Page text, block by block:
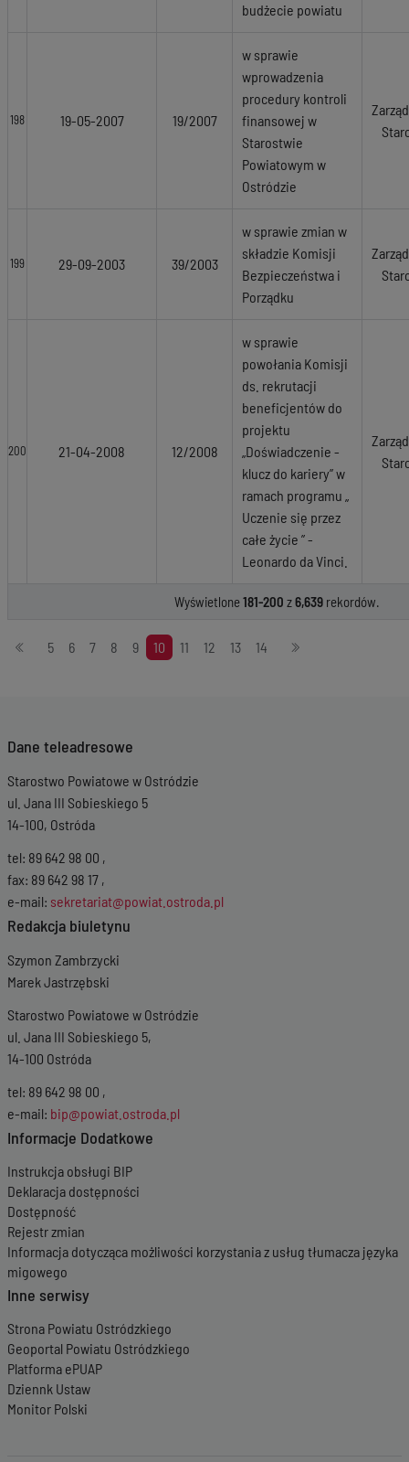
budżecie powiatu
198 19-05-2007 19/2007
w sprawie
wprowadzenia
procedury kontroli
finansowej w
Starostwie
Powiatowym w
Ostródzie
199 29-09-2003 39/2003
w sprawie zmian w
składzie Komisji
Bezpieczeństwa i
Porządku
200 21-04-2008 12/2008
w sprawie
powołania Komisji
ds. rekrutacji
beneficjentów do
projektu
„Doświadczenie -
klucz do kariery” w
ramach programu „
Uczenie się przez
całe życie ” -
Leonardo da Vinci.
Wyświetlone181-200 z6,639rekordów.
Stronicowanie
5 6 7 8 9 10 11 12 13 14
Dane teleadresowe
Starostwo Powiatowe w Ostródzie
ul. Jana III Sobieskiego 5
14-100, Ostróda
tel: 89 642 98 00 ,
fax: 89 642 98 17 ,
e-mail: sekretariat@powiat.ostroda.pl
Redakcja biuletynu
Szymon Zambrzycki
Marek Jastrzębski
Starostwo Powiatowe w Ostródzie
ul. Jana III Sobieskiego 5,
14-100 Ostróda
tel: 89 642 98 00 ,
e-mail: bip@powiat.ostroda.pl
Informacje Dodatkowe
Instrukcja obsługi BIP
Deklaracja dostępności
Dostępność
Rejestr zmian
Informacja dotycząca możliwości korzystania z usług tłumacza języka
migowego
Inne serwisy
Strona Powiatu Ostródzkiego
Geoportal Powiatu Ostródzkiego
Platforma ePUAP
Dziennk Ustaw
Monitor Polski